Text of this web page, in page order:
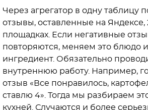
Через агрегатор в одну таблицу
отзывы, оставленные на Яндексе,
площадках. Если негативные
повторяются, меняем это блюдо
ингредиент. Обязательно
внутреннюю работу. Например,
отзыв «Все понравилось,
ставлю 4». Тогда мы разбираем
кухней. Случаются и более